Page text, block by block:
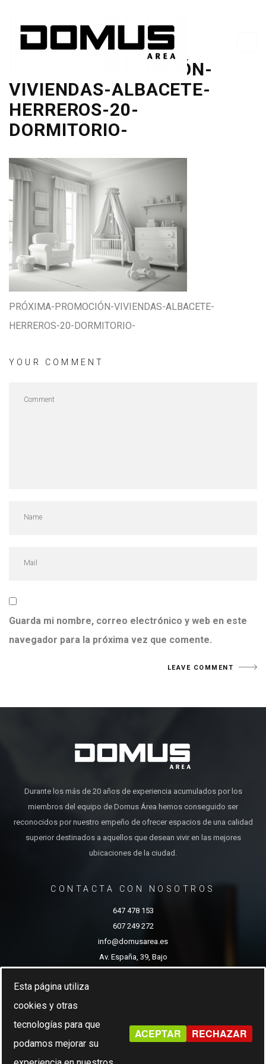
PRÓXIMA-PROMOCIÓN-
VIVIENDAS-ALBACETE-
HERREROS-20-
DORMITORIO-
PRÓXIMA-PROMOCIÓN-VIVIENDAS-ALBACETE-
HERREROS-20-DORMITORIO-
YOUR COMMENT
Guarda mi nombre, correo electrónico y web en este
navegador para la próxima vez que comente.
Durante los más de 20 años de experiencia acumulados por los
miembros del equipo de Domus Área hemos conseguido ser
reconocidos por nuestro empeño de ofrecer espacios de una calidad
superior destinados a aquellos que desean vivir en las mejores
ubicaciones de la ciudad.
CONTACTA CON NOSOTROS
647 478 153
607 249 272
info@domusarea.es
Av. España, 39, Bajo
Domus Area 2022.
Esta página utiliza
cookies y otras
tecnologías para que
podamos mejorar su
ACEPTAR RECHAZAR